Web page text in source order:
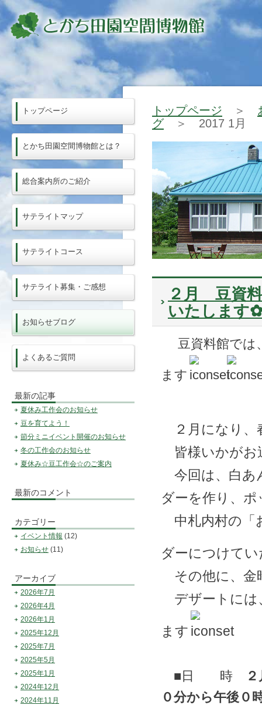
トップページ ＞
グ＞ 2017 1月
２月 豆資
いたします
豆資料館では
ます
２月になり、
皆様いかがお
今回は、白あ
ダーを作り、
中札内村の「
ダーにつけて
その他に、金
デザートには
ます
■日 時
０分から午後
トップページ
とかち田園空間博物館とは？
総合案内所のご紹介
サテライトマップ
サテライトコース
サテライト募集・ご感想
お知らせブログ
よくあるご質問
最新の記事
夏休み工作会のお知らせ
豆を育てよう！
節分ミニイベント開催のお知らせ
冬の工作会のお知らせ
夏休み☆豆工作会☆のご案内
最新のコメント
カテゴリー
イベント情報 (12)
お知らせ (11)
アーカイブ
2026年7月
2026年4月
2026年1月
2025年12月
2025年7月
2025年5月
2025年1月
2024年12月
2024年11月